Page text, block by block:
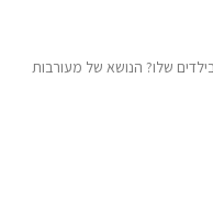
שלו? הנושא של מעורבות